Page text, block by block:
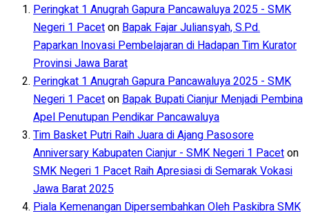
Peringkat 1 Anugrah Gapura Pancawaluya 2025 - SMK
Negeri 1 Paceton Bapak Fajar Juliansyah, S.Pd.
Paparkan Inovasi Pembelajaran di Hadapan Tim Kurator
Provinsi Jawa Barat
Peringkat 1 Anugrah Gapura Pancawaluya 2025 - SMK
Negeri 1 Paceton Bapak Bupati Cianjur Menjadi Pembina
Apel Penutupan Pendikar Pancawaluya
Tim Basket Putri Raih Juara di Ajang Pasosore
Anniversary Kabupaten Cianjur - SMK Negeri 1 Paceton
SMK Negeri 1 Pacet Raih Apresiasi di Semarak Vokasi
Jawa Barat 2025
Piala Kemenangan Dipersembahkan Oleh Paskibra SMK